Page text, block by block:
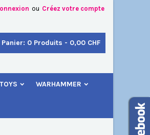
ou Créez votre compte
Panier: 0 Produits - 0,00 CHF
WARHAMMER